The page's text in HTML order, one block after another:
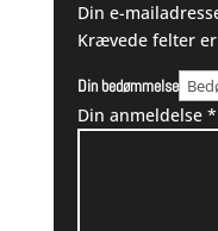
Din e-
Krævede felter
Din bedømmelse
Din anmeldelse *